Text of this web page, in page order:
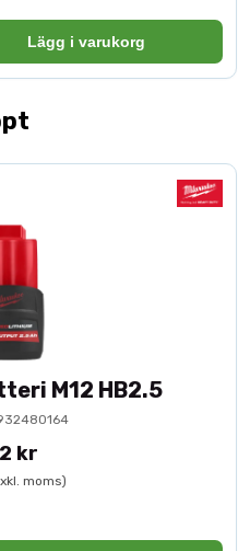
Lägg i varukorg
M12 HB2.5
kr
moms)